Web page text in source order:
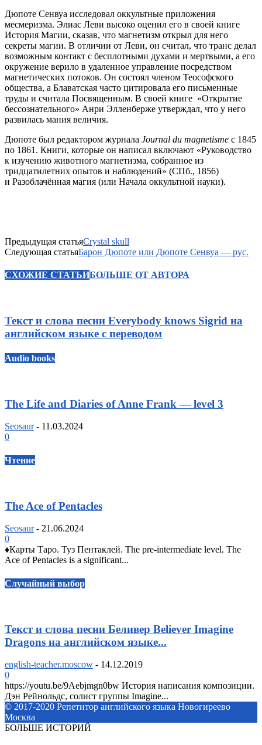
Дюпоте Сенвуа исследовал оккультные приложения
месмеризма. Элиас Леви высоко оценил его в своей книге
История Магии, сказав, что магнетизм открыл для него
секреты магии. В отличии от Леви, он считал, что транс делал
возможным контакт с бесплотными духами и мертвыми, а его
окружение верило в удаленное управление посредством
магнетических потоков. Он состоял членом Теософского
общества, а Блаватская часто цитировала его письменные
труды и считала Посвященным. В своей книге «Открытие
бессознательного» Анри Элленберже утверждал, что у него
развилась мания величия.
Дюпоте был редактором журнала Journal du magnetisme с 1845
по 1861. Книги, которые он написал включают «Руководство
к изучению животного магнетизма, собранное из
тридцатилетних опытов и наблюдений» (СПб., 1856)
и Разоблачённая магия (или Начала оккультной науки).
Предыдущая статьяCrystal skull
Следующая статьяБарон Дюпоте или Дюпоте Сенвуа — рус.
СХОЖИЕ СТАТЬИБОЛЬШЕ ОТ АВТОРА
Текст и слова песни Everybody knows Sigrid на
английском языке с переводом
Audio books
The Life and Diaries of Anne Frank — level 3
Seosaur - 11.03.2024
0
Чтение
The Ace of Pentacles
Seosaur - 21.06.2024
0
♦️Карты Таро. Туз Пентаклей. The pre-intermediate level. The
Ace of Pentacles is a significant...
Случайный выбор
Текст и слова песни Беливер Believer Imagine
Dragons на английском языке...
english-teacher.moscow - 14.12.2019
0
https://youtu.be/9Aebjmgn0bw История написания композиции.
Дэн Рейнольдс, солист группы Imagine...
© 2017-2020 Репетитор английского языка Новогиреево
Москва
БОЛЬШЕ ИСТОРИЙ